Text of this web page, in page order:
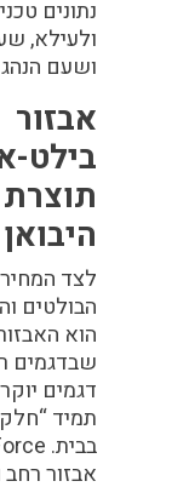
ולעילא,
ושעם
אבזור
בילט-
תוצרת
היבואן
לצד המחיר
הוא
שבדגמים
דגמים
תמיד
אבזור